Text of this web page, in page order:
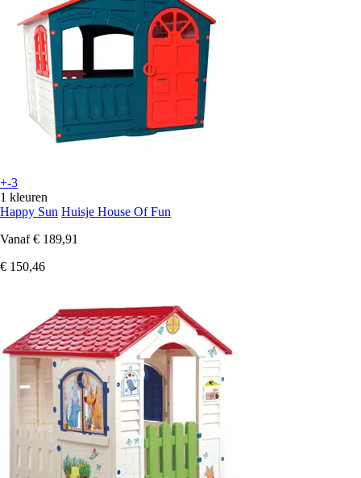
+-3
1 kleuren
Happy Sun Huisje House Of Fun
Vanaf € 189,91
€ 150,46